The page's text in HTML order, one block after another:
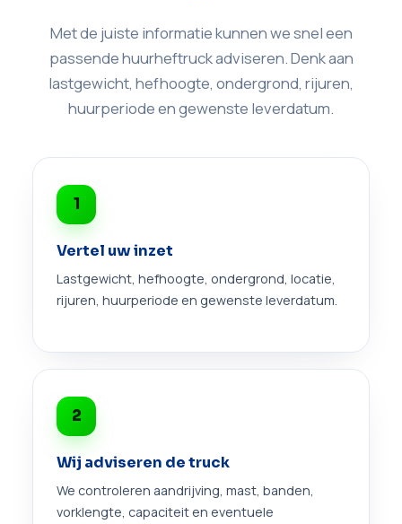
Met de juiste informatie kunnen we snel een
passende huurheftruck adviseren. Denk aan
lastgewicht, hefhoogte, ondergrond, rijuren,
huurperiode en gewenste leverdatum.
1
Vertel uw inzet
Lastgewicht, hefhoogte, ondergrond, locatie,
rijuren, huurperiode en gewenste leverdatum.
2
Wij adviseren de truck
We controleren aandrijving, mast, banden,
vorklengte, capaciteit en eventuele